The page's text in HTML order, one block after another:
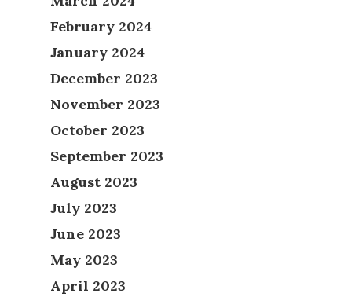
February 2024
January 2024
December 2023
November 2023
October 2023
September 2023
August 2023
July 2023
June 2023
May 2023
April 2023